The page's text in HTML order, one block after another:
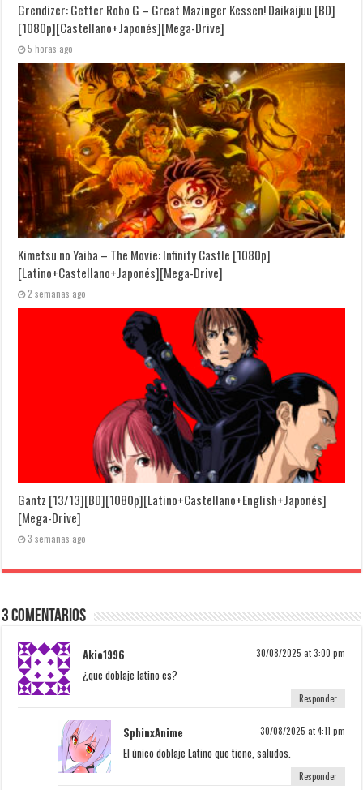
Grendizer: Getter Robo G – Great Mazinger Kessen! Daikaijuu [BD]
[1080p][Castellano+Japonés][Mega-Drive]
5 horas ago
Kimetsu no Yaiba – The Movie: Infinity Castle [1080p]
[Latino+Castellano+Japonés][Mega-Drive]
2 semanas ago
Gantz [13/13][BD][1080p][Latino+Castellano+English+Japonés]
[Mega-Drive]
3 semanas ago
3 Comentarios
Akio1996 30/08/2025 at 3:00 pm
¿que doblaje latino es?
Responder
SphinxAnime 30/08/2025 at 4:11 pm
El único doblaje Latino que tiene, saludos.
Responder